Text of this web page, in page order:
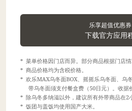
乐享超值优惠券
下载官方应用
菜单价格因门店而异。部分商品根据门店情
商品价格均为含税价格。
欢乐MAX乌冬面BOX、摇摇乐乌冬面、乌
带乌冬面须支付餐盒费（50日元）。收据
除乌冬多纳滋以外，建议所有外带商品在2
饭团与盖饭均使用国产大米。